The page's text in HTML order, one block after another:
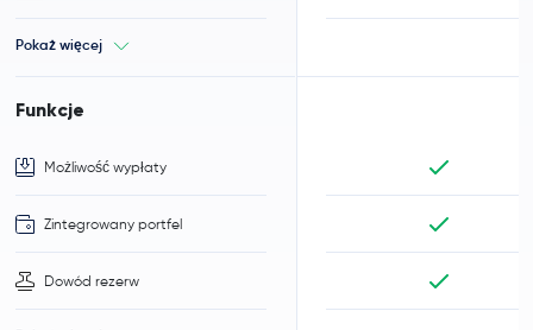
Pokaż więcej
Funkcje
Możliwość wypłaty
Zintegrowany portfel
Dowód rezerw